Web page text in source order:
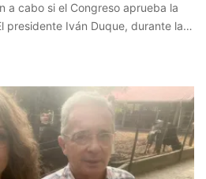
a cabo si el Congreso aprueba la
presidente Iván Duque, durante la…